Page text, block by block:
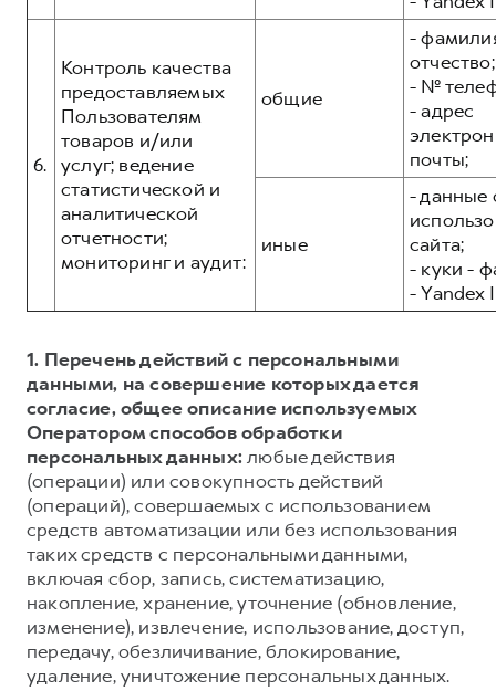
6.
Контроль качества
предоставляемых
Пользователям
товаров и/или
услуг; ведение
статистической и
аналитической
отчетности;
мониторинг и аудит:
общие
-
отчество;
- №
- адрес
почты;
иные
- данные
сайта;
- куки -
- Yandex
1. Перечень действий с персональными
данными, на совершение которых дается
согласие, общее описание используемых
Оператором способов обработки
персональных данных:любые действия
(операции) или совокупность действий
(операций), совершаемых с использованием
средств автоматизации или без использования
таких средств с персональными данными,
включая сбор, запись, систематизацию,
накопление, хранение, уточнение (обновление,
изменение), извлечение, использование, доступ,
передачу, обезличивание, блокирование,
удаление, уничтожение персональных данных.